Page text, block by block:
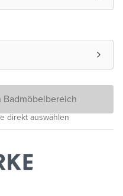
direkt auswählen